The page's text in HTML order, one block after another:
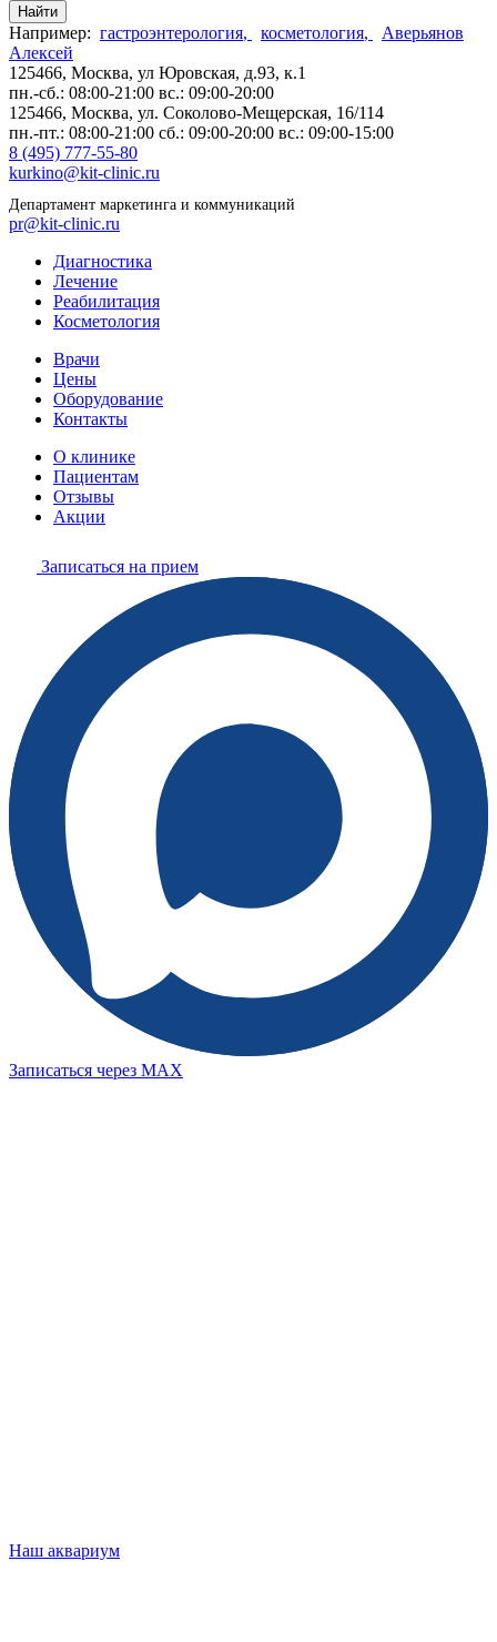
Найти
Например: гастроэнтерология, косметология,
Аверьянов
Алексей
125466, Москва, ул Юровская, д.93, к.1
пн.-сб.: 08:00-21:00 вс.: 09:00-20:00
125466, Москва, ул. Соколово-Мещерская, 16/114
пн.-пт.: 08:00-21:00 сб.: 09:00-20:00 вс.: 09:00-15:00
8 (495) 777-55-80
kurkino@kit-clinic.ru
Департамент маркетинга и коммуникаций
pr@kit-clinic.ru
Диагностика
Лечение
Реабилитация
Косметология
Врачи
Цены
Оборудование
Контакты
О клинике
Пациентам
Отзывы
Акции
Записаться на прием
Записаться через MAX
Наш аквариум